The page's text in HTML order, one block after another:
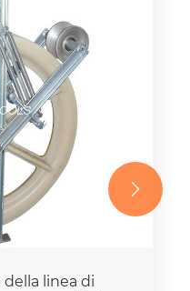
linea di
